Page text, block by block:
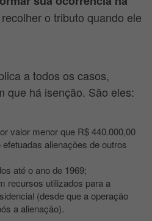
o tributo quando ele
a todos os casos,
que há isenção. São eles:
valor menor que R$ 440.000,00
alienações de outros
até o ano de 1969;
recursos utilizados para a
(desde que a operação
a alienação).